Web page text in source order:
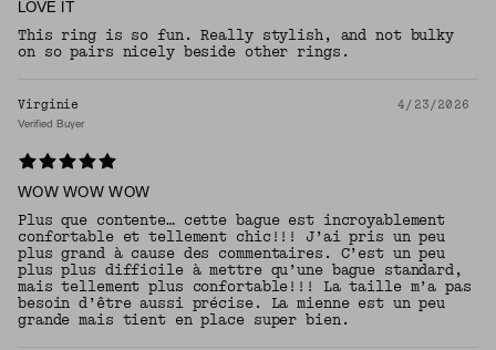
LOVE IT
This ring is so fun. Really stylish, and not bulky
on so pairs nicely beside other rings.
Virginie 4/23/2026
Verified Buyer
WOW WOW WOW
Plus que contente… cette bague est incroyablement
confortable et tellement chic!!! J’ai pris un peu
plus grand à cause des commentaires. C’est un peu
plus plus difficile à mettre qu’une bague standard,
mais tellement plus confortable!!! La taille m’a pas
besoin d’être aussi précise. La mienne est un peu
grande mais tient en place super bien.